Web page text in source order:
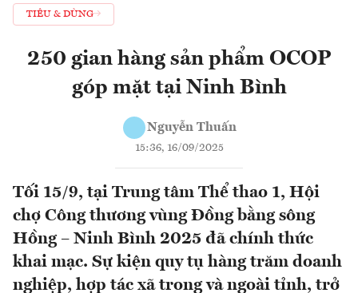
TIÊU & DÙNG
250 gian hàng sản phẩm OCOP
góp mặt tại Ninh Bình
Nguyễn Thuấn
15:36, 16/09/2025
Tối 15/9, tại Trung tâm Thể thao 1, Hội
chợ Công thương vùng Đồng bằng sông
Hồng – Ninh Bình 2025 đã chính thức
khai mạc. Sự kiện quy tụ hàng trăm doanh
nghiệp, hợp tác xã trong và ngoài tỉnh, trở